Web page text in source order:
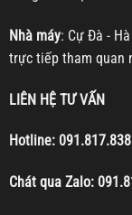
Nhà máy: Cự Đà -
trực tiếp tham quan
LIÊN HỆ TƯ VẤN
Hotline:
Chát qua Zalo: